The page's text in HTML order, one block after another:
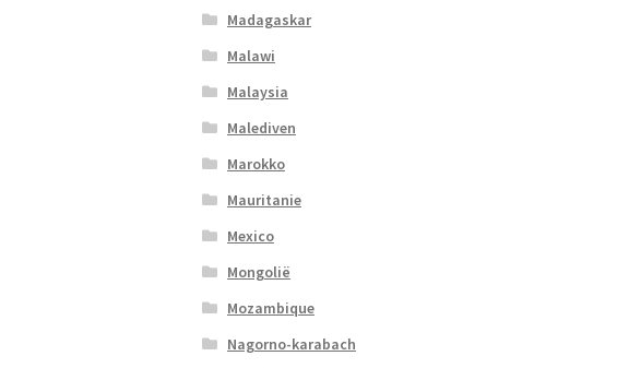
Madagaskar
Malawi
Malaysia
Malediven
Marokko
Mauritanie
Mexico
Mongolië
Mozambique
Nagorno-karabach